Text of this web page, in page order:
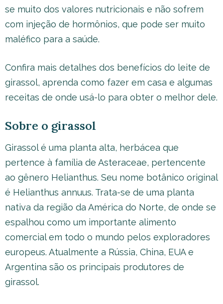
se muito dos valores nutricionais e não sofrem
com injeção de hormônios, que pode ser muito
maléfico para a saúde.
Confira mais detalhes dos benefícios do leite de
girassol, aprenda como fazer em casa e algumas
receitas de onde usá-lo para obter o melhor dele.
Sobre o girassol
Girassol é uma planta alta, herbácea que
pertence à família de Asteraceae, pertencente
ao gênero Helianthus. Seu nome botânico original
é Helianthus annuus. Trata-se de uma planta
nativa da região da América do Norte, de onde se
espalhou como um importante alimento
comercial em todo o mundo pelos exploradores
europeus. Atualmente a Rússia, China, EUA e
Argentina são os principais produtores de
girassol.